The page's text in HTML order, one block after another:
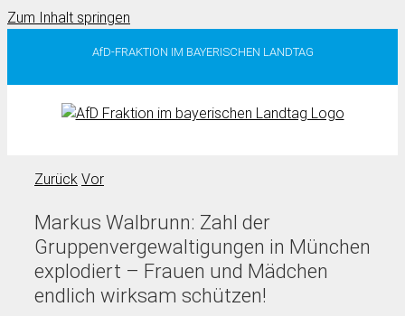
Zum Inhalt springen
AfD-FRAKTION IM BAYERISCHEN LANDTAG
Zurück Vor
Markus Walbrunn: Zahl der
Gruppenvergewaltigungen in München
explodiert – Frauen und Mädchen
endlich wirksam schützen!